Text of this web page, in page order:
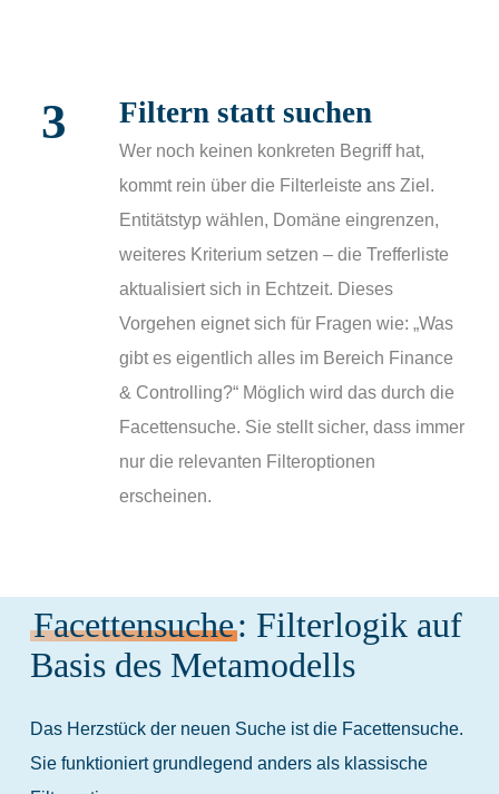
3 Filtern statt suchen
Wer noch keinen konkreten Begriff hat,
kommt rein über die Filterleiste ans Ziel.
Entitätstyp wählen, Domäne eingrenzen,
weiteres Kriterium setzen – die Trefferliste
aktualisiert sich in Echtzeit. Dieses
Vorgehen eignet sich für Fragen wie: „Was
gibt es eigentlich alles im Bereich Finance
& Controlling?“ Möglich wird das durch die
Facettensuche. Sie stellt sicher, dass immer
nur die relevanten Filteroptionen
erscheinen.
Facettensuche: Filterlogik auf
Basis des Metamodells
Das Herzstück der neuen Suche ist die Facettensuche.
Sie funktioniert grundlegend anders als klassische